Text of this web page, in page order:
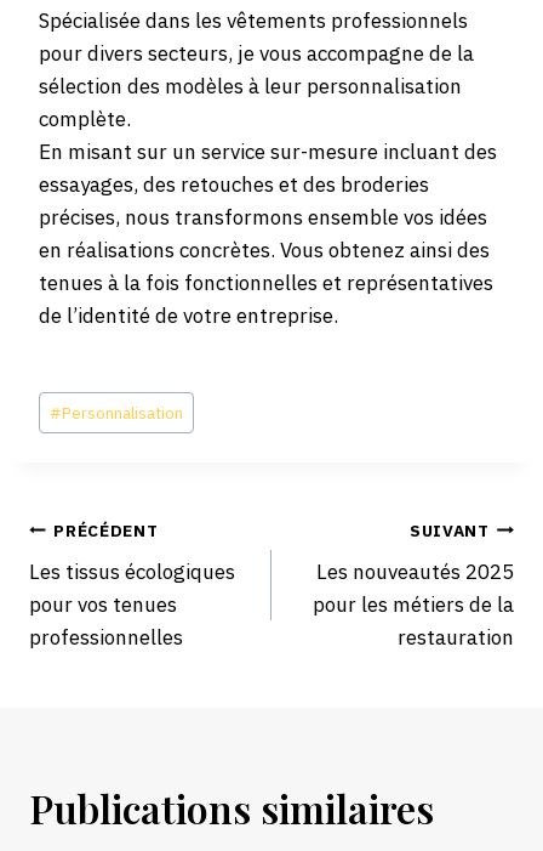
Spécialisée dans les vêtements professionnels
pour divers secteurs, je vous accompagne de la
sélection des modèles à leur personnalisation
complète.
En misant sur un service sur-mesure incluant des
essayages, des retouches et des broderies
précises, nous transformons ensemble vos idées
en réalisations concrètes. Vous obtenez ainsi des
tenues à la fois fonctionnelles et représentatives
de l’identité de votre entreprise.
Étiquettes
de
#Personnalisation
Navigation
de
l’article
PRÉCÉDENT
Les tissus écologiques
pour vos tenues
professionnelles
SUIVANT
Les nouveautés 2025
pour les métiers de la
restauration
Publications similaires